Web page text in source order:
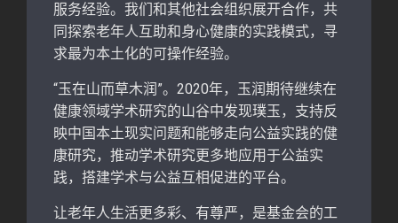
服务经验。我们和其他社会组织展开合作，共
同探索老年人互助和身心健康的实践模式，寻
求最为本土化的可操作经验。
“玉在山而草木润”。2020年，玉润期待继续在
健康领域学术研究的山谷中发现璞玉，支持反
映中国本土现实问题和能够走向公益实践的健
康研究，推动学术研究更多地应用于公益实
践，搭建学术与公益互相促进的平台。
让老年人生活更多彩、有尊严，是基金会的工